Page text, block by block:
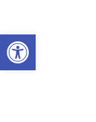
Abrir a